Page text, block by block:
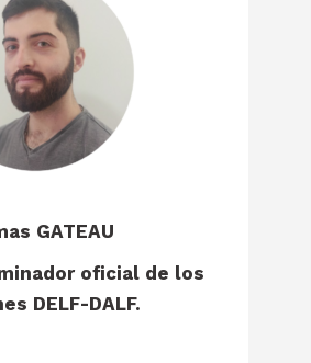
GATEAU
oficial de los
DELF-DALF.